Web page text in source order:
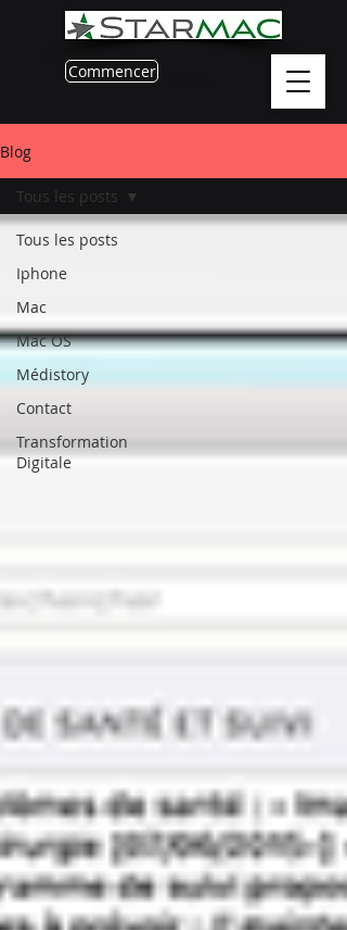
Commencer
Blog
Tous les posts
Iphone
Mac
Mac OS
Médistory
Contact
Transformation
Digitale
Tous les posts